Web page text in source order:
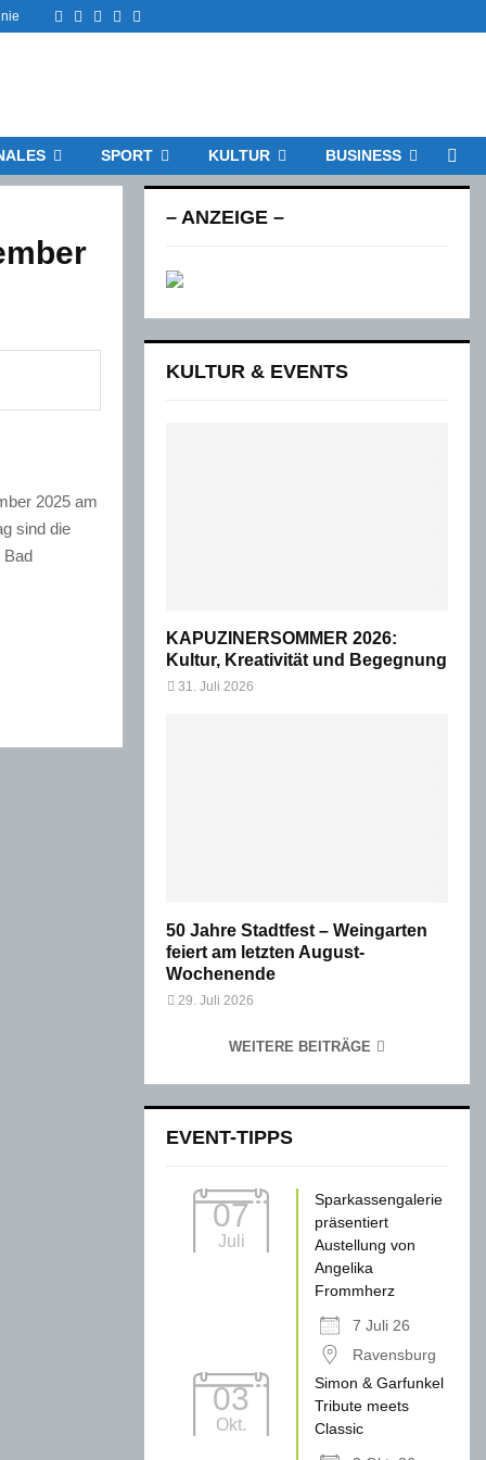
Facebook
TwitterInstagram
Email
SPORT KULTUR BUSINESS
2025 am
sind die
Bad
– ANZEIGE –
KULTUR & EVENTS
KAPUZINERSOMMER 2026:
Kultur, Kreativität und Begegnung
31. Juli 2026
50 Jahre Stadtfest – Weingarten
feiert am letzten August-
Wochenende
29. Juli 2026
WEITERE BEITRÄGE
EVENT-TIPPS
07
Juli
Sparkassengalerie
präsentiert
Austellung von
Angelika
Frommherz
7 Juli 26
Ravensburg
03
Okt.
Simon & Garfunkel
Tribute meets
Classic